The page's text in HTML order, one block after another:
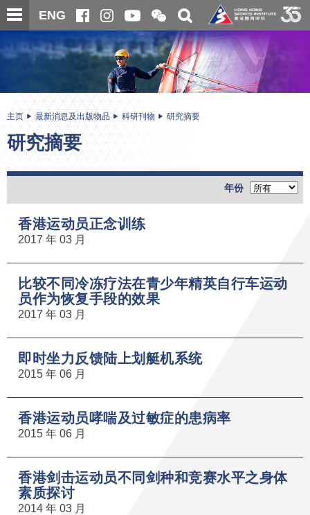
跳
至
内
ENG
开
合
微
信
二
维
码
关
搜
寻
内
主页 最新消息及出版物品 科研刊物 研究摘要
研究摘要
年份
香港运动员正念训练
2017 年 03 月
比较不同冷冻疗法在青少年精英自行车运动
员作为恢复手段的效果
2017 年 03 月
即时坐力反馈陆上划艇机系统
2015 年 06 月
香港运动员哮喘及过敏症的患病率
2015 年 06 月
香港剑击运动员不同剑种和竞赛水平之身体
素质探讨
2014 年 03 月